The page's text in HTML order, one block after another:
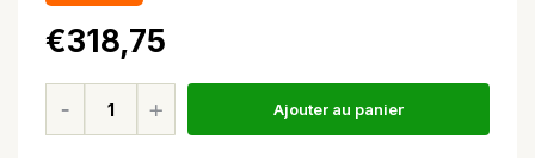
€318,75
Ajouter au panier